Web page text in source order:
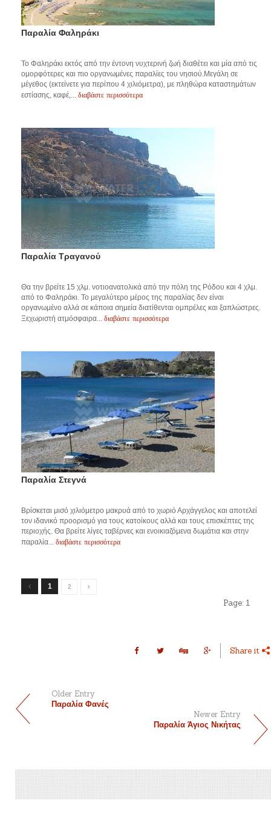
Παραλία Φαληράκι
Το Φαληράκι εκτός από την έντονη νυχτερινή ζωή διαθέτει και μία από τις
ομορφότερες και πιο οργανωμένες παραλίες του νησιού.Μεγάλη σε
μέγεθος (εκτείνετε για περίπου 4 χιλιόμετρα), με πληθώρα καταστημάτων
εστίασης, καφέ,... διαβάστε περισσότερα
Παραλία Τραγανού
Θα την βρείτε 15 χλμ. νοτιοανατολικά από την πόλη της Ρόδου και 4 χλμ.
από το Φαληράκι. Το μεγαλύτερο μέρος της παραλίας δεν είναι
οργανωμένο αλλά σε κάποια σημεία διατίθενται ομπρέλες και ξαπλώστρες.
Ξεχωριστή ατμόσφαιρα... διαβάστε περισσότερα
Παραλία Στεγνά
Βρίσκεται μισό χιλιόμετρο μακρυά από το χωριό Αρχάγγελος και αποτελεί
τον ιδανικό προορισμό για τους κατοίκους αλλά και τους επισκέπτες της
περιοχής. Θα βρείτε λίγες ταβέρνες και ενοικιαζόμενα δωμάτια και στην
παραλία... διαβάστε περισσότερα
1 2
Page: 1
Share it
Older Entry
Παραλία Φανές
Newer Entry
Παραλία Άγιος Νικήτας